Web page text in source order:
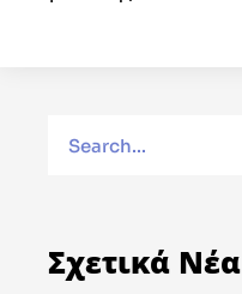
Σχετικά Νέα